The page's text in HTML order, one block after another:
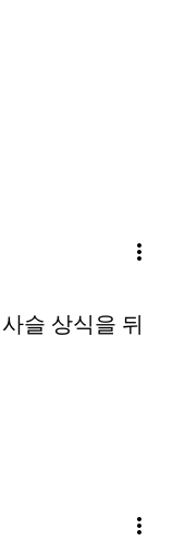
more_vert
슬 상식을 뒤
more_vert